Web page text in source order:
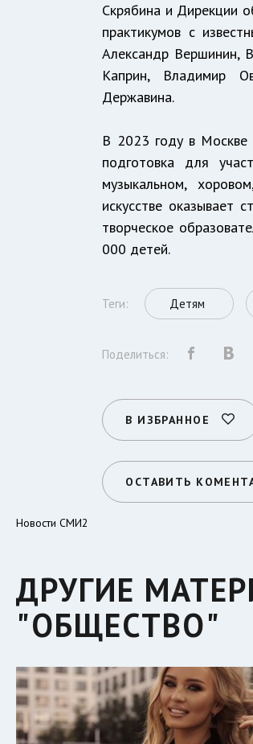
Скрябина и Дирекции
практикумов с
Александр Вершинин,
Каприн, Владимир
Державина.
В 2023 году в Москве
подготовка для
музыкальном,
искусстве оказывает
творческое
000 детей.
Теги: Детям
Поделиться:
В ИЗБРАННОЕ
ОСТАВИТЬ
Новости СМИ2
ДРУГИЕ
"ОБЩЕСТВО"